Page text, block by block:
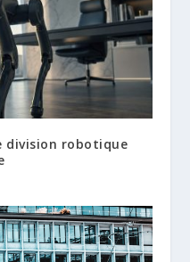
division robotique